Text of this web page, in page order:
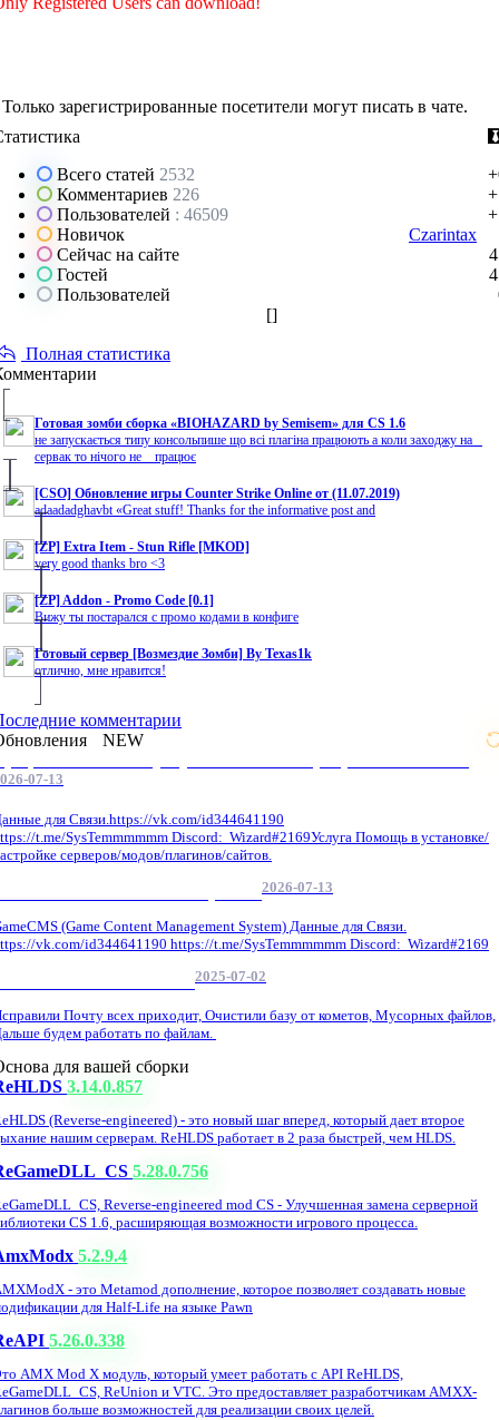
Только зарегистрированные посетители могут писать в чате.
Всего статей 2532
Комментариев 226
Пользователей : 46509
Новичок
Czarintax
Сейчас на сайте
Гостей
Пользователей
[]
Полная статистика
Готовая зомби сборка «BIOHAZARD by Semisem» для CS 1.6
не запускається типу консольпише що всі плагіна працюють а коли заходжу на
сервак то нічого не працює
[CSO] Обновление игры Counter Strike Online от (11.07.2019)
adaadadghavbt «Great stuff! Thanks for the informative post and
[ZP] Extra Item - Stun Rifle [MKOD]
very good thanks bro <3
[ZP] Addon - Promo Code [0.1]
Вижу ты постарался с промо кодами в конфиге
Готовый сервер [Возмездие Зомби] By Texas1k
отлично, мне нравится!
комментарии
NEW
07-13
для Связи.https://vk.com/id344641190
t.me/SysTemmmmmm Discord: Wizard#2169Услуга Помощь в установке/
серверов/модов/плагинов/сайтов.
2026-07-13
(Game Content Management System) Данные для Связи.
vk.com/id344641190 https://t.me/SysTemmmmmm Discord: Wizard#2169
2025-07-02
Почту всех приходит, Очистили базу от кометов, Мусорных файлов,
будем работать по файлам.
для вашей сборки
3.14.0.857
(Reverse-engineered) - это новый шаг вперед, который дает второе
нашим серверам. ReHLDS работает в 2 раза быстрей, чем HLDS.
5.28.0.756
Reverse-engineered mod CS - Улучшенная замена серверной
CS 1.6, расширяющая возможности игрового процесса.
5.2.9.4
- это Metamod дополнение, которое позволяет создавать новые
для Half-Life на языке Pawn
5.26.0.338
AMX Mod X модуль, который умеет работать с API ReHLDS,
ReUnion и VTC. Это предоставляет разработчикам AMXX-
больше возможностей для реализации своих целей.